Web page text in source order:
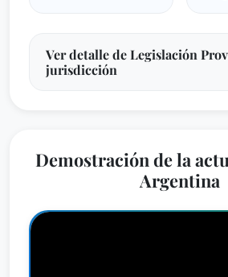
Ver detalle de Legislación
jurisdicción
Demostración de la
Argentina